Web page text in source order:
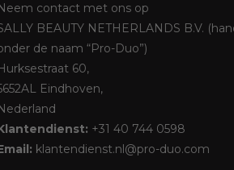
contact met ons op
BEAUTY NETHERLANDS B.V.
de naam “Pro-Duo”)
60,
Eindhoven,
+31 40 744 0598
klantendienst.nl@pro-duo.com